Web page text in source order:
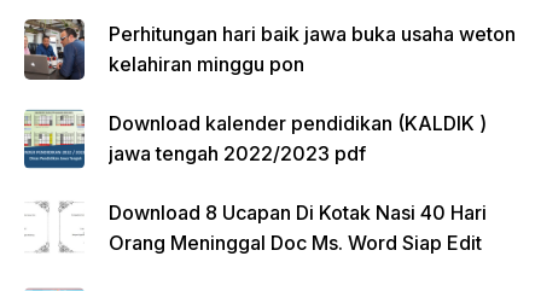
Perhitungan hari baik jawa buka usaha weton
kelahiran minggu pon
Download kalender pendidikan (KALDIK )
jawa tengah 2022/2023 pdf
Download 8 Ucapan Di Kotak Nasi 40 Hari
Orang Meninggal Doc Ms. Word Siap Edit